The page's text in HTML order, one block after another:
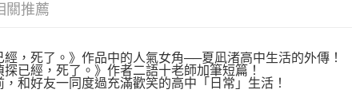
關推薦
，死了。》作品中的人氣女角──夏凪渚高中生活的外傳！
已經，死了。》作者二語十老師加筆短篇！
和好友一同度過充滿歡笑的高中「日常」生活！